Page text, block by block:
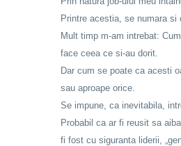
Printre acestia, se numara si
Mult timp m-am intrebat:
face ceea ce si-au dorit.
Dar cum se poate ca acesti
sau aproape orice.
Se impune, ca inevitabila,
Probabil ca ar fi reusit sa
fi fost cu siguranta liderii,